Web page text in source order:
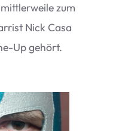
zum
Nick Casa
Up gehört.